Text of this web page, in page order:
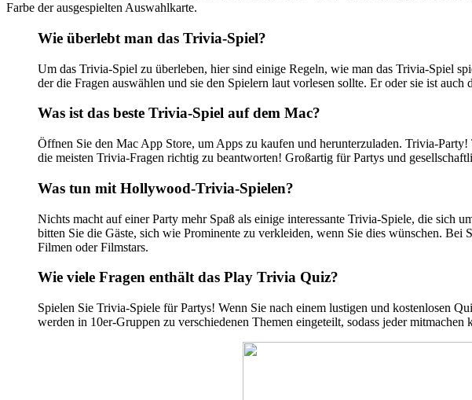
Farbe der ausgespielten Auswahlkarte.
Wie überlebt man das Trivia-Spiel?
Um das Trivia-Spiel zu überleben, hier sind einige Regeln, wie man das Trivia-Spiel
der die Fragen auswählen und sie den Spielern laut vorlesen sollte. Er oder sie ist
Was ist das beste Trivia-Spiel auf dem Mac?
Öffnen Sie den Mac App Store, um Apps zu kaufen und herunterzuladen. Trivia-
die meisten Trivia-Fragen richtig zu beantworten! Großartig für Partys und
Was tun mit Hollywood-Trivia-Spielen?
Nichts macht auf einer Party mehr Spaß als einige interessante Trivia-Spiele, die
bitten Sie die Gäste, sich wie Prominente zu verkleiden, wenn Sie dies wünschen.
Filmen oder Filmstars.
Wie viele Fragen enthält das Play Trivia Quiz?
Spielen Sie Trivia-Spiele für Partys! Wenn Sie nach einem lustigen und kostenlosen
werden in 10er-Gruppen zu verschiedenen Themen eingeteilt, sodass jeder